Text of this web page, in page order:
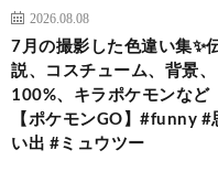
2026.08.08
7月の撮影した色違い集✨
説、コスチューム、背景、
100%、キラポケモンなど
【ポケモンGO】#funny #
い出 #ミュウツー